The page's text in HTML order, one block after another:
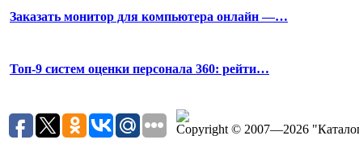
Заказать монитор для компьютера онлайн —…
Топ-9 систем оценки персонала 360: рейти…
Copyright © 2007—2026